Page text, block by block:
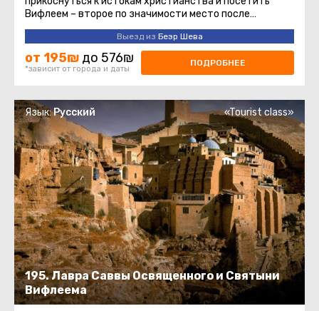
Вифлеем – второе по значимости место после
Иерусалима для христиан всего ...
Выезд из Беэр Шева
от 195₪ до 576₪
*зависит от города и даты
ПОДРОБНЕЕ
195. Лавра Саввы Освященного и Святыни
Вифлеема
Язык:Русский «Tourist class»